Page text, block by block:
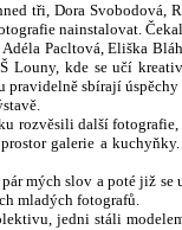
tři, Dora Svobodová,
nainstalovat.
Pacltová, Eliška
Louny, kde se učí
sbírají
rozvěsili další
galerie a
mých slov a poté již se
mladých fotografů.
jedni stáli